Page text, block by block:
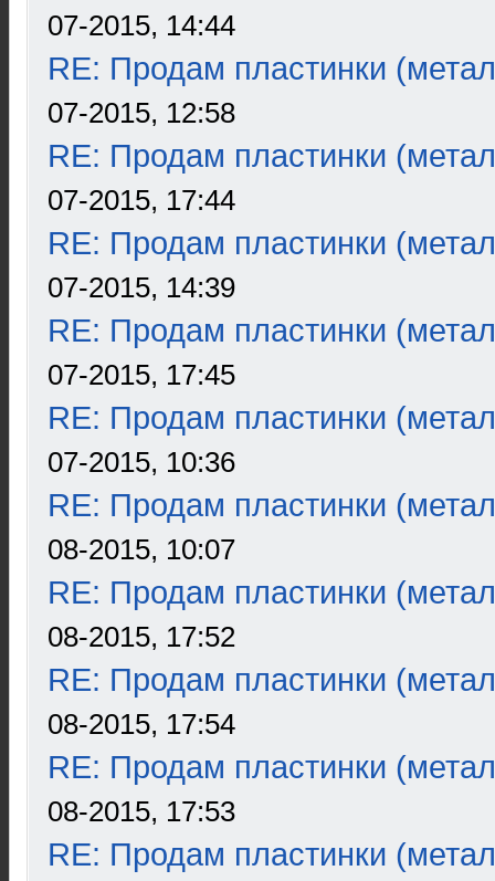
07-2015, 14:44
RE: Продам пластинки
07-2015, 12:58
RE: Продам пластинки
07-2015, 17:44
RE: Продам пластинки
07-2015, 14:39
RE: Продам пластинки
07-2015, 17:45
RE: Продам пластинки
07-2015, 10:36
RE: Продам пластинки
08-2015, 10:07
RE: Продам пластинки
08-2015, 17:52
RE: Продам пластинки
08-2015, 17:54
RE: Продам пластинки
08-2015, 17:53
RE: Продам пластинки